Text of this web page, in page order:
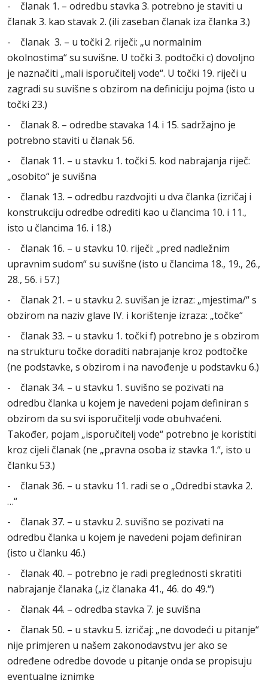
- članak 1. – odredbu stavka 3. potrebno je staviti u
članak 3. kao stavak 2. (ili zaseban članak iza članka 3.)
- članak 3. – u točki 2. riječi: „u normalnim
okolnostima“ su suvišne. U točki 3. podtočki c) dovoljno
je naznačiti „mali isporučitelj vode“. U točki 19. riječi u
zagradi su suvišne s obzirom na definiciju pojma (isto u
točki 23.)
- članak 8. – odredbe stavaka 14. i 15. sadržajno je
potrebno staviti u članak 56.
- članak 11. – u stavku 1. točki 5. kod nabrajanja riječ:
„osobito“ je suvišna
- članak 13. – odredbu razdvojiti u dva članka (izričaj i
konstrukciju odredbe odrediti kao u člancima 10. i 11.,
isto u člancima 16. i 18.)
- članak 16. – u stavku 10. riječi: „pred nadležnim
upravnim sudom“ su suvišne (isto u člancima 18., 19., 26.,
28., 56. i 57.)
- članak 21. – u stavku 2. suvišan je izraz: „mjestima/“ s
obzirom na naziv glave IV. i korištenje izraza: „točke“
- članak 33. – u stavku 1. točki f) potrebno je s obzirom
na strukturu točke doraditi nabrajanje kroz podtočke
(ne podstavke, s obzirom i na navođenje u podstavku 6.)
- članak 34. – u stavku 1. suvišno se pozivati na
odredbu članka u kojem je navedeni pojam definiran s
obzirom da su svi isporučitelji vode obuhvaćeni.
Također, pojam „isporučitelj vode“ potrebno je koristiti
kroz cijeli članak (ne „pravna osoba iz stavka 1.“, isto u
članku 53.)
- članak 36. – u stavku 11. radi se o „Odredbi stavka 2.
…“
- članak 37. – u stavku 2. suvišno se pozivati na
odredbu članka u kojem je navedeni pojam definiran
(isto u članku 46.)
- članak 40. – potrebno je radi preglednosti skratiti
nabrajanje članaka („iz članaka 41., 46. do 49.“)
- članak 44. – odredba stavka 7. je suvišna
- članak 50. – u stavku 5. izričaj: „ne dovodeći u pitanje“
nije primjeren u našem zakonodavstvu jer ako se
određene odredbe dovode u pitanje onda se propisuju
eventualne iznimke